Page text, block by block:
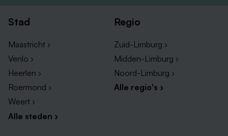
Stad
Maastricht ›
Venlo ›
Heerlen ›
Roermond ›
Weert ›
Alle steden ›
Regio
Zuid-Limburg ›
Midden-Limburg ›
Noord-Limburg ›
Alle regio's ›